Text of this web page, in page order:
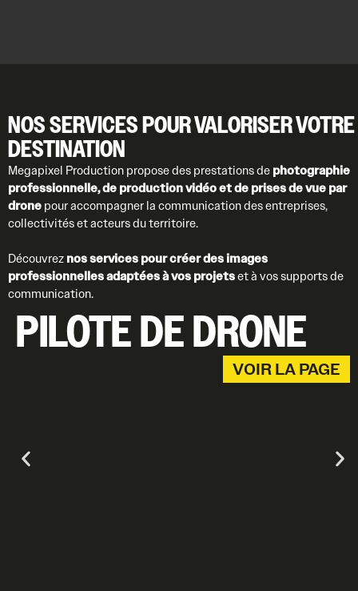
NOS SERVICES POUR VALORISER VOTRE
DESTINATION
Megapixel Production propose des prestations de photographie
professionnelle, de production vidéo et de prises de vue par
drone pour accompagner la communication des entreprises,
collectivités et acteurs du territoire.
Découvrez nos services pour créer des images
professionnelles adaptées à vos projetset à vos supports de
communication.
PILOTE DE DRONE
VOIR LA PAGE